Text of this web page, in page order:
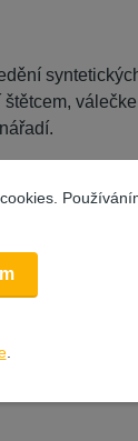
materiálu
natírání
.